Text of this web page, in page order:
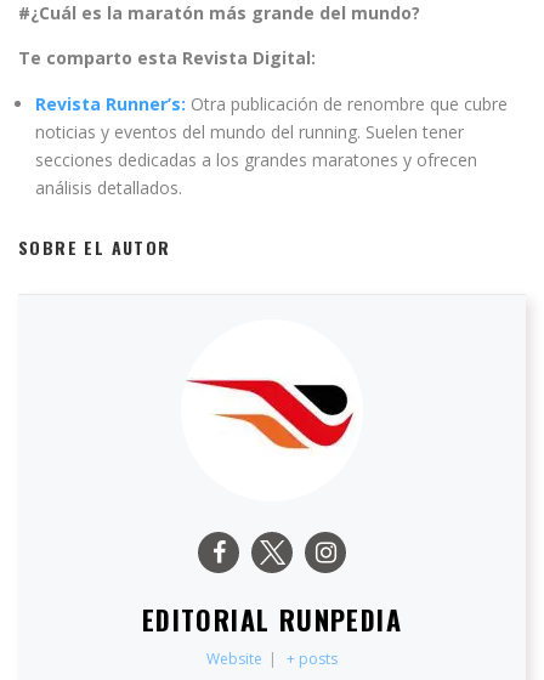
#¿Cuál es la maratón más grande del mundo?
Te comparto esta Revista Digital:
Revista Runner’s: Otra publicación de renombre que cubre
noticias y eventos del mundo del running. Suelen tener
secciones dedicadas a los grandes maratones y ofrecen
análisis detallados.
SOBRE EL AUTOR
EDITORIAL RUNPEDIA
Website | + posts